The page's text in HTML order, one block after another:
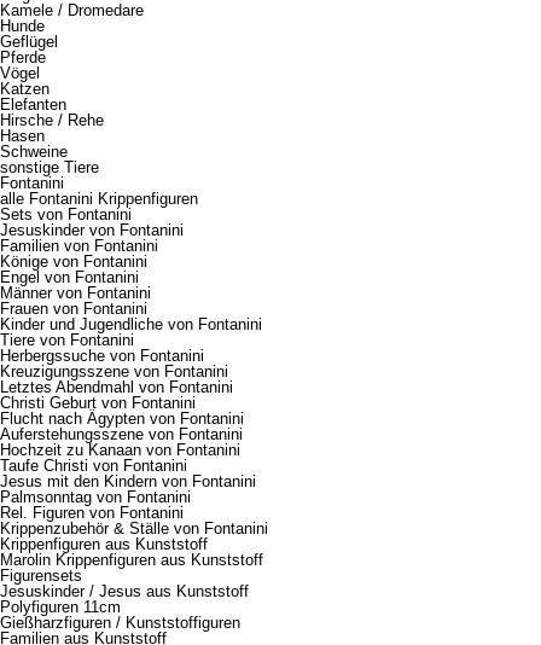
Kamele / Dromedare
Hunde
Geflügel
Pferde
Vögel
Katzen
Elefanten
Hirsche / Rehe
Hasen
Schweine
sonstige Tiere
Fontanini
alle Fontanini Krippenfiguren
Sets von Fontanini
Jesuskinder von Fontanini
Familien von Fontanini
Könige von Fontanini
Engel von Fontanini
Männer von Fontanini
Frauen von Fontanini
Kinder und Jugendliche von Fontanini
Tiere von Fontanini
Herbergssuche von Fontanini
Kreuzigungsszene von Fontanini
Letztes Abendmahl von Fontanini
Christi Geburt von Fontanini
Flucht nach Ägypten von Fontanini
Auferstehungsszene von Fontanini
Hochzeit zu Kanaan von Fontanini
Taufe Christi von Fontanini
Jesus mit den Kindern von Fontanini
Palmsonntag von Fontanini
Rel. Figuren von Fontanini
Krippenzubehör & Ställe von Fontanini
Krippenfiguren aus Kunststoff
Marolin Krippenfiguren aus Kunststoff
Figurensets
Jesuskinder / Jesus aus Kunststoff
Polyfiguren 11cm
Gießharzfiguren / Kunststoffiguren
Familien aus Kunststoff